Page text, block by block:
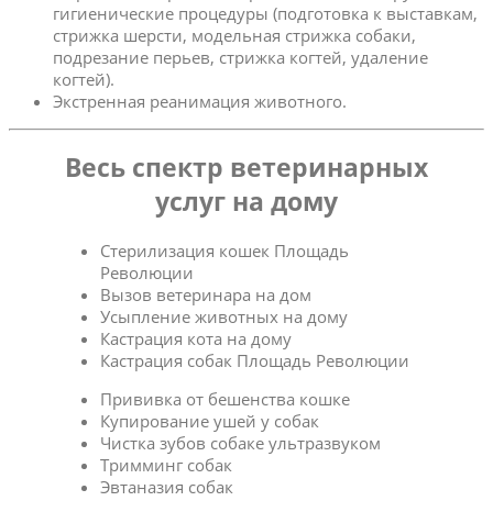
гигиенические процедуры (подготовка к выставкам,
стрижка шерсти, модельная стрижка собаки,
подрезание перьев, стрижка когтей, удаление
когтей).
Экстренная реанимация животного.
Весь спектр ветеринарных
услуг на дому
Стерилизация кошек Площадь
Революции
Вызов ветеринара на дом
Усыпление животных на дому
Кастрация кота на дому
Кастрация собак Площадь Революции
Прививка от бешенства кошке
Купирование ушей у собак
Чистка зубов собаке ультразвуком
Тримминг собак
Эвтаназия собак